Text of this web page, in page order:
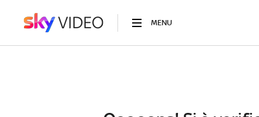
MENU